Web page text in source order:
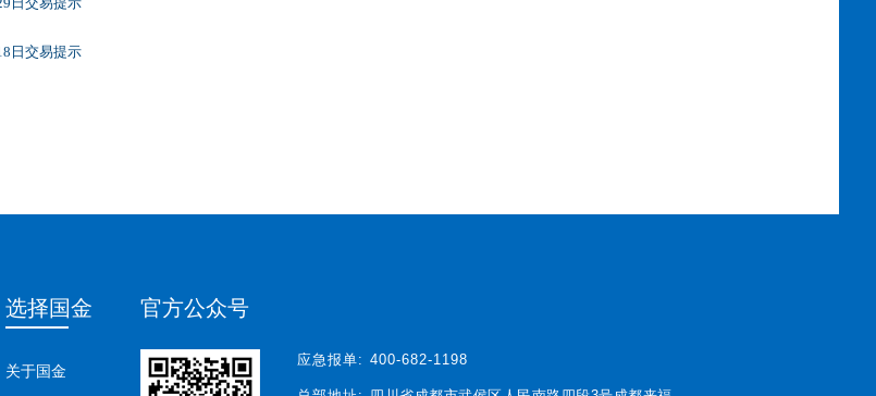
日交易提示
选择国金
关于国金
官方公众号
应急报单: 400-682-1198